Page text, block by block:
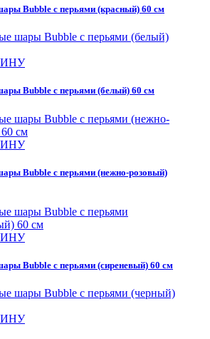
Bubble с перьями (красный) 60 см
Bubble с перьями (белый) 60 см
Bubble с перьями (нежно-розовый)
Bubble с перьями (сиреневый) 60 см